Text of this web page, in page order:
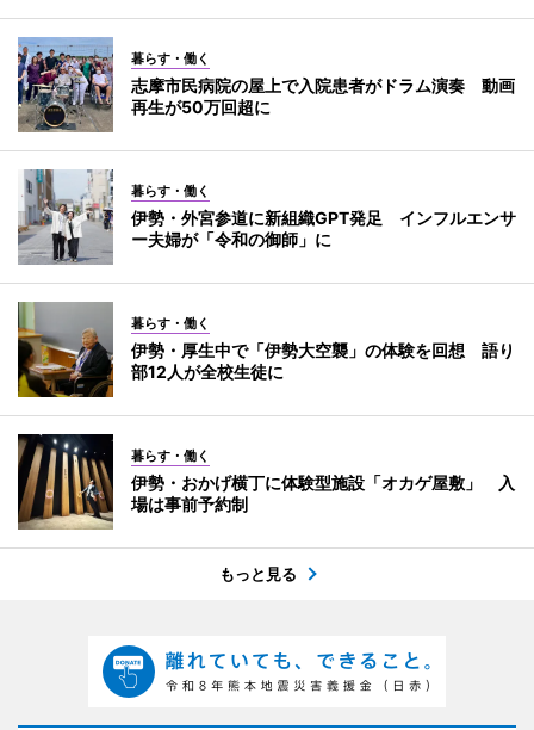
暮らす・働く
志摩市民病院の屋上で入院患者がドラム演奏 動画
再生が50万回超に
暮らす・働く
伊勢・外宮参道に新組織GPT発足 インフルエンサ
ー夫婦が「令和の御師」に
暮らす・働く
伊勢・厚生中で「伊勢大空襲」の体験を回想 語り
部12人が全校生徒に
暮らす・働く
伊勢・おかげ横丁に体験型施設「オカゲ屋敷」 入
場は事前予約制
もっと見る